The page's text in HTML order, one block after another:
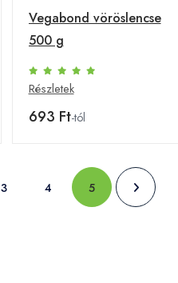
Vegabond vöröslencse
500 g
Részletek
693 Ft-tól
3 4 5